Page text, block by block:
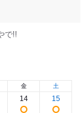
で!!
金
14
土
15